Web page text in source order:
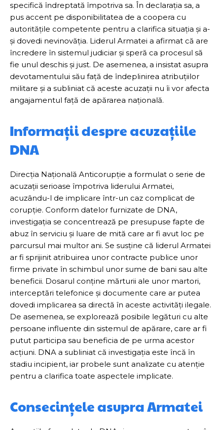
specifică îndreptată împotriva sa. În declarația sa, a
pus accent pe disponibilitatea de a coopera cu
autoritățile competente pentru a clarifica situația și a-
și dovedi nevinovăția. Liderul Armatei a afirmat că are
încredere în sistemul judiciar și speră ca procesul să
fie unul deschis și just. De asemenea, a insistat asupra
devotamentului său față de îndeplinirea atribuțiilor
militare și a subliniat că aceste acuzații nu îi vor afecta
angajamentul față de apărarea națională.
Informații despre acuzațiile
DNA
Direcția Națională Anticorupție a formulat o serie de
acuzații serioase împotriva liderului Armatei,
acuzându-l de implicare într-un caz complicat de
corupție. Conform datelor furnizate de DNA,
investigația se concentrează pe presupuse fapte de
abuz în serviciu și luare de mită care ar fi avut loc pe
parcursul mai multor ani. Se susține că liderul Armatei
ar fi sprijinit atribuirea unor contracte publice unor
firme private în schimbul unor sume de bani sau alte
beneficii. Dosarul conține mărturii ale unor martori,
interceptări telefonice și documente care ar putea
dovedi implicarea sa directă în aceste activități ilegale.
De asemenea, se explorează posibile legături cu alte
persoane influente din sistemul de apărare, care ar fi
putut participa sau beneficia de pe urma acestor
acțiuni. DNA a subliniat că investigația este încă în
stadiu incipient, iar probele sunt analizate cu atenție
pentru a clarifica toate aspectele implicate.
Consecințele asupra Armatei